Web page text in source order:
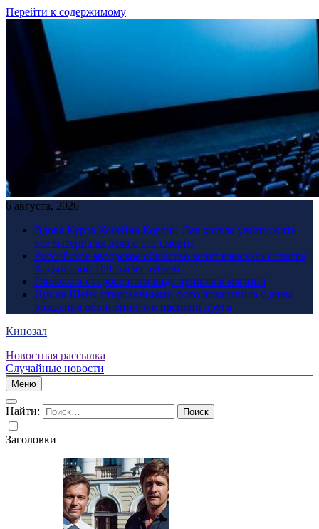
Перейти к содержимому
6 августа, 2026
Вдова Курта Кобейна Кортни Лав хотела уничтожить
все материалы дела о его смерти
Российское авторское общество хочет взыскать с театра
Кадышевой 100 тысяч рублей
Глюкоза в откровенном виде пришла в магазин
Ирина Шейк откровенными фото поздравила с днем
рождения обвиненного в насилии друга
Кинозал
Новостная рассылка
Случайные новости
Меню
Найти:
Заголовки